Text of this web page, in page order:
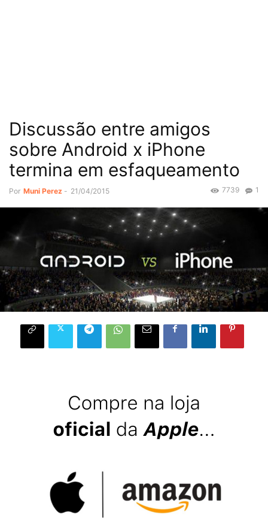
Discussão entre amigos
sobre Android x iPhone
termina em esfaqueamento
Por Muni Perez - 21/04/2015 1
7739